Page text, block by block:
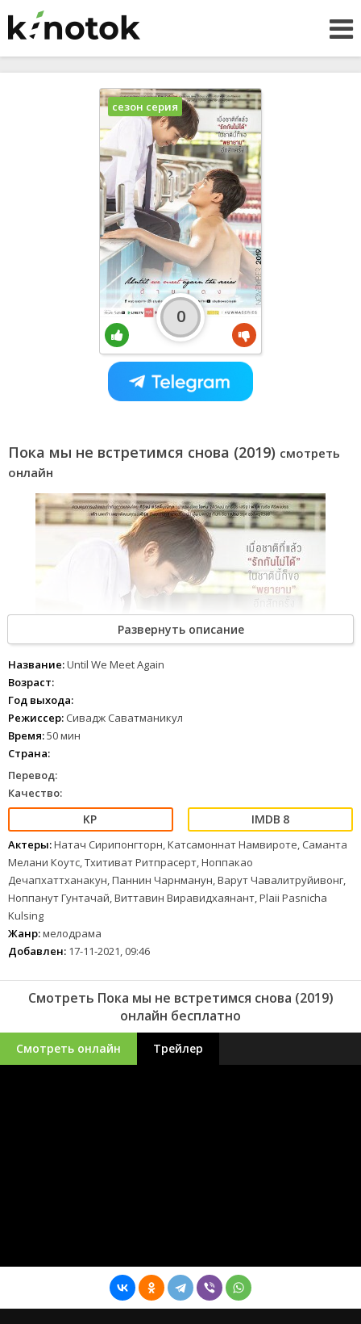
Пока мы не встретимся снова (2019) смотреть
онлайн
Развернуть описание
Название:Until We Meet Again
Возраст:
Год выхода:
Режиссер: Сивадж Саватманикул
Время:50 мин
Страна:
Перевод:
Качество:
8
Актеры:Натач Сирипонгторн, Катсамоннат Намвироте, Саманта
Мелани Коутс, Тхитиват Ритпрасерт, Ноппакао
Дечапхаттханакун, Паннин Чарнманун, Варут Чавалитруйивонг,
Ноппанут Гунтачай, Виттавин Виравидхаянант, Plaii Pasnicha
Kulsing
Жанр:мелодрама
Добавлен: 17-11-2021, 09:46
сезон серия
0
Смотреть Пока мы не встретимся снова (2019)
онлайн бесплатно
Смотреть онлайн Трейлер